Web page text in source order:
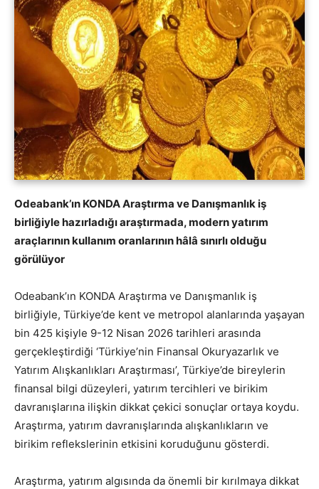
Odeabank’ın KONDA Araştırma ve Danışmanlık iş
birliğiyle hazırladığı araştırmada, modern yatırım
araçlarının kullanım oranlarının hâlâ sınırlı olduğu
görülüyor
Odeabank’ın KONDA Araştırma ve Danışmanlık iş
birliğiyle, Türkiye’de kent ve metropol alanlarında yaşayan
bin 425 kişiyle 9-12 Nisan 2026 tarihleri arasında
gerçekleştirdiği ‘Türkiye’nin Finansal Okuryazarlık ve
Yatırım Alışkanlıkları Araştırması’, Türkiye’de bireylerin
finansal bilgi düzeyleri, yatırım tercihleri ve birikim
davranışlarına ilişkin dikkat çekici sonuçlar ortaya koydu.
Araştırma, yatırım davranışlarında alışkanlıkların ve
birikim reflekslerinin etkisini koruduğunu gösterdi.
Araştırma, yatırım algısında da önemli bir kırılmaya dikkat